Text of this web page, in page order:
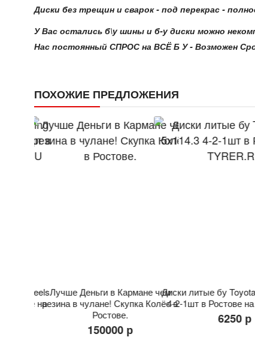
Диски без трещин и сварок - под перекрас -
У Вас остались б\у шины и б-у диски можно
Нас постоянный СПРОС на ВСЁ Б У - Возможен
ПОХОЖИЕ ПРЕДЛОЖЕНИЯ
Лучше Деньги в Кармане чем
резина в чулане! Скупка Колёс в
Ростове.
150000 р
Диски литые бу Toyota
4-2-1шт в Ростове на
6250 р